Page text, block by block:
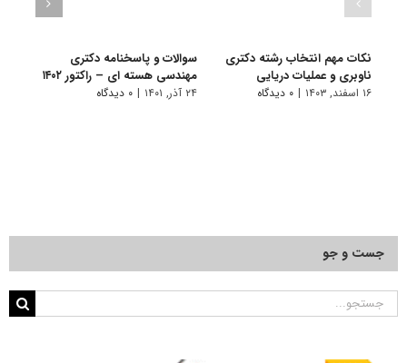
نکات مهم انتخاب رشته دکتری
ناوبری و عملیات دریایی
۱۶ اسفند, ۱۴۰۳ | ۰ دیدگاه
سوالات و پاسخنامه دکتری
مهندسی هسته ای – راکتور ۱۴۰۲
۲۴ آذر, ۱۴۰۱ | ۰ دیدگاه
جست و جو
جستجو